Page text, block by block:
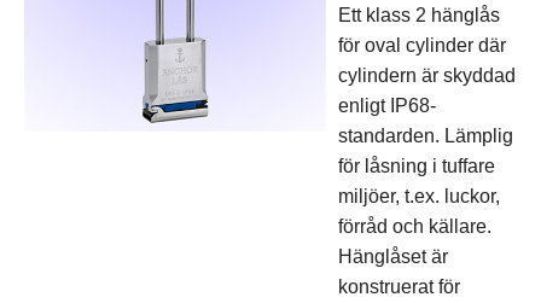
Ett klass 2 hänglås
för oval cylinder där
cylindern är skyddad
enligt IP68-
standarden. Lämplig
för låsning i tuffare
miljöer, t.ex. luckor,
förråd och källare.
Hänglåset är
konstruerat för